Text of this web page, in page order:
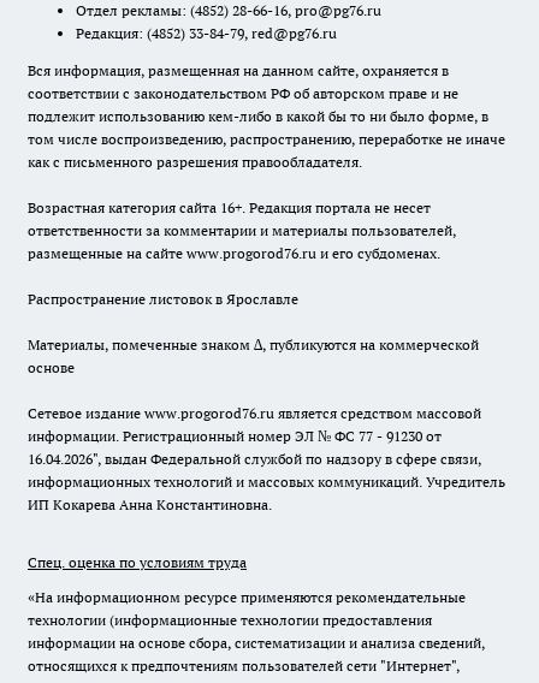
Отдел рекламы: (4852) 28-66-16, pro@pg76.ru
Редакция: (4852) 33-84-79, red@pg76.ru
Вся информация, размещенная на данном сайте, охраняется в
соответствии с законодательством РФ об авторском праве и не
подлежит использованию кем-либо в какой бы то ни было форме, в
том числе воспроизведению, распространению, переработке не иначе
как с письменного разрешения правообладателя.
Возрастная категория сайта 16+. Редакция портала не несет
ответственности за комментарии и материалы пользователей,
размещенные на сайте www.progorod76.ru и его субдоменах.
Распространение листовок в Ярославле
Материалы, помеченные знаком ∆, публикуются на коммерческой
основе
Сетевое издание www.progorod76.ru является средством массовой
информации. Регистрационный номер ЭЛ № ФС 77 - 91230 от
16.04.2026", выдан Федеральной службой по надзору в сфере связи,
информационных технологий и массовых коммуникаций. Учредитель
ИП Кокарева Анна Константиновна.
Спец. оценка по условиям труда
«На информационном ресурсе применяются рекомендательные
технологии (информационные технологии предоставления
информации на основе сбора, систематизации и анализа сведений,
относящихся к предпочтениям пользователей сети "Интернет",